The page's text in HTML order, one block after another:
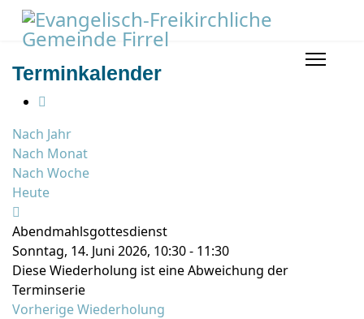
Terminkalender
Nach Jahr
Nach Monat
Nach Woche
Heute
Abendmahlsgottesdienst
Sonntag, 14. Juni 2026, 10:30 - 11:30
Diese Wiederholung ist eine Abweichung der
Terminserie
Vorherige Wiederholung